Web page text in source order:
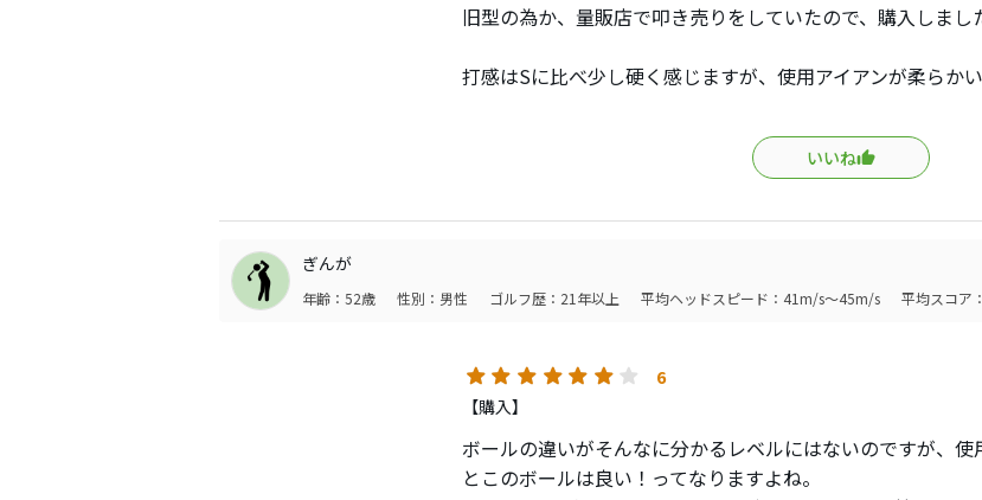
旧型の為か、量販店で叩き売りをしていたので、購入しまし
打感はSに比べ少し硬く感じますが、使用アイアンが柔らかい
スピン性能は必要十分に思えます。
しばらくこちらで遊ばせてもらいまーす。
いいね
ぎんが
年齢：52歳 性別：男性 ゴルフ歴：21年以上 平均ヘッドスピード：41m/s～45m/s 平均スコア
6
【購入】
ボールの違いがそんなに分かるレベルにはないのですが、
とこのボールは良い！ってなりますよね。